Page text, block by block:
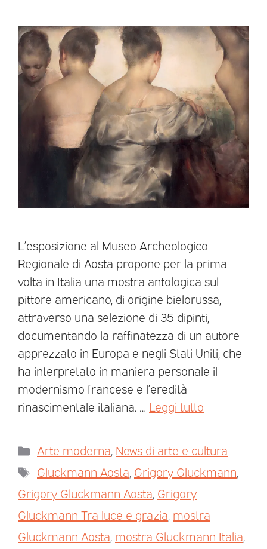
L’esposizione al Museo Archeologico
Regionale di Aosta propone per la prima
volta in Italia una mostra antologica sul
pittore americano, di origine bielorussa,
attraverso una selezione di 35 dipinti,
documentando la raffinatezza di un autore
apprezzato in Europa e negli Stati Uniti, che
ha interpretato in maniera personale il
modernismo francese e l’eredità
rinascimentale italiana. … Leggi tutto
Arte moderna News di arte e cultura
Gluckmann Aosta Grigory Gluckmann
Grigory Gluckmann Aosta Grigory
Gluckmann Tra luce e grazia mostra
Gluckmann Aosta mostra Gluckmann Italia